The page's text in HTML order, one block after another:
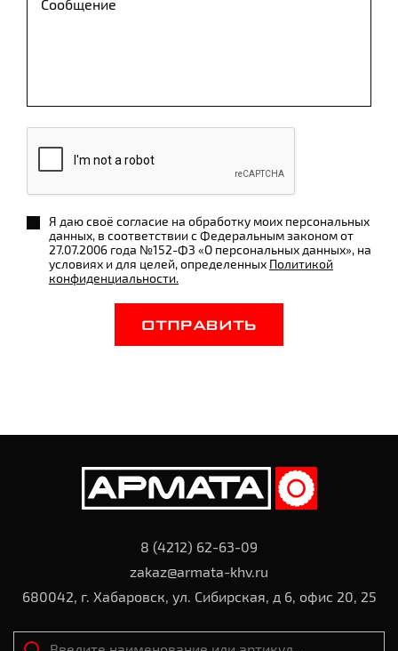
Я даю своё согласие на обработку моих персональных
данных, в соответствии с Федеральным законом от
27.07.2006 года №152-ФЗ «О персональных данных», на
условиях и для целей, определенных Политикой
конфиденциальности.
ОТПРАВИТЬ
8 (4212) 62-63-09
zakaz@armata-khv.ru
680042, г. Хабаровск, ул. Сибирская, д 6, офис 20, 25